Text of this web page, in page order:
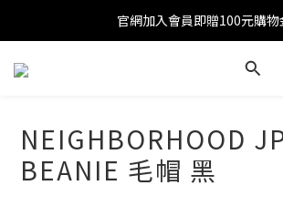
官網加入會員即贈100元購物
官網加入會員即贈100元購物
註冊會員全館滿2000超商免
NEIGHBORHOOD
BEANIE 毛帽 黑